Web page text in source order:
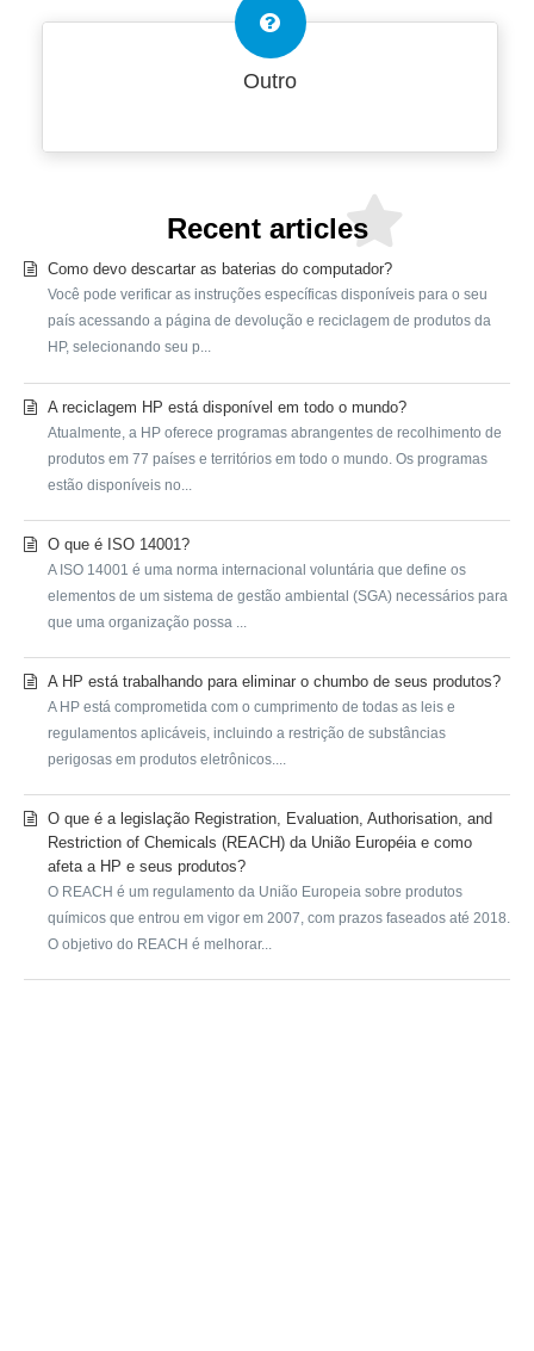
Outro
Recent articles
Como devo descartar as baterias do computador?
Você pode verificar as instruções específicas disponíveis para o seu
país acessando a página de devolução e reciclagem de produtos da
HP, selecionando seu p...
A reciclagem HP está disponível em todo o mundo?
Atualmente, a HP oferece programas abrangentes de recolhimento de
produtos em 77 países e territórios em todo o mundo. Os programas
estão disponíveis no...
O que é ISO 14001?
A ISO 14001 é uma norma internacional voluntária que define os
elementos de um sistema de gestão ambiental (SGA) necessários para
que uma organização possa ...
A HP está trabalhando para eliminar o chumbo de seus produtos?
A HP está comprometida com o cumprimento de todas as leis e
regulamentos aplicáveis, incluindo a restrição de substâncias
perigosas em produtos eletrônicos....
O que é a legislação Registration, Evaluation, Authorisation, and
Restriction of Chemicals (REACH) da União Européia e como
afeta a HP e seus produtos?
O REACH é um regulamento da União Europeia sobre produtos
químicos que entrou em vigor em 2007, com prazos faseados até 2018.
O objetivo do REACH é melhorar...